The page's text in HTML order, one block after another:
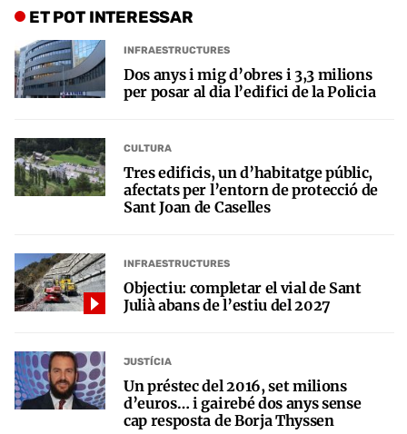
ET POT INTERESSAR
INFRAESTRUCTURES
Dos anys i mig d’obres i 3,3 milions
per posar al dia l’edifici de la Policia
CULTURA
Tres edificis, un d’habitatge públic,
afectats per l’entorn de protecció de
Sant Joan de Caselles
INFRAESTRUCTURES
Objectiu: completar el vial de Sant
Julià abans de l’estiu del 2027
JUSTÍCIA
Un préstec del 2016, set milions
d’euros… i gairebé dos anys sense
cap resposta de Borja Thyssen